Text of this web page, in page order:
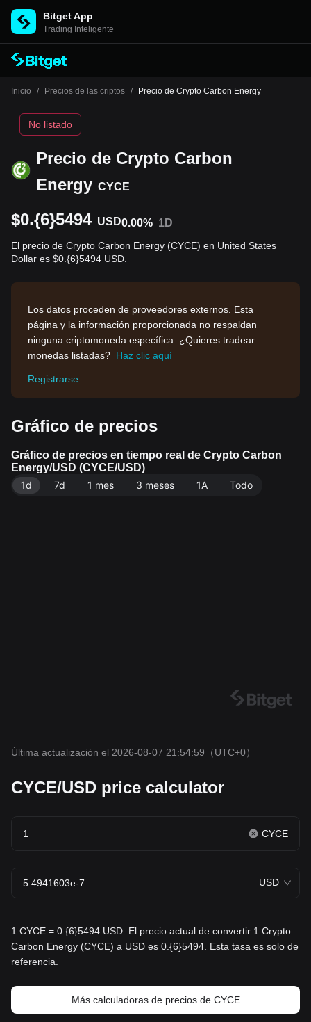
Bitget App
Trading Inteligente
Inicio / Precios de las criptos / Precio de Crypto Carbon Energy
Precio de Crypto Carbon
Energy CYCE
No listado
$0.{6}5494 USD0.00% 1D
El precio de Crypto Carbon Energy (CYCE) en United States
Dollar es $0.{6}5494 USD.
Los datos proceden de proveedores externos. Esta
página y la información proporcionada no respaldan
ninguna criptomoneda específica. ¿Quieres tradear
monedas listadas? Haz clic aquí
Registrarse
Gráfico de precios
Gráfico de precios en tiempo real de Crypto Carbon
Energy/USD (CYCE/USD)
1d
7d 1 mes 3 meses 1A Todo
Última actualización el 2026-08-07 21:54:59 （UTC+0）
CYCE/USD price calculator
CYCE
USD
1 CYCE = 0.{6}5494 USD. El precio actual de convertir 1 Crypto
Carbon Energy (CYCE) a USD es 0.{6}5494. Esta tasa es solo de
referencia.
Más calculadoras de precios de CYCE